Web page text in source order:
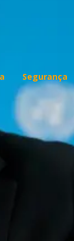
Segurança